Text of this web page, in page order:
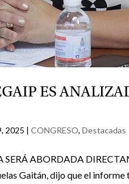
ES
2025 |CONGRESO,Destacadas
SERÁ ABORDADA
Gaitán, dijo que el